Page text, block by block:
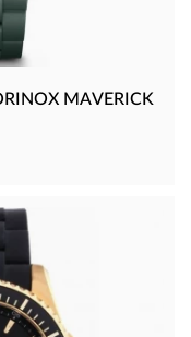
MAVERICK